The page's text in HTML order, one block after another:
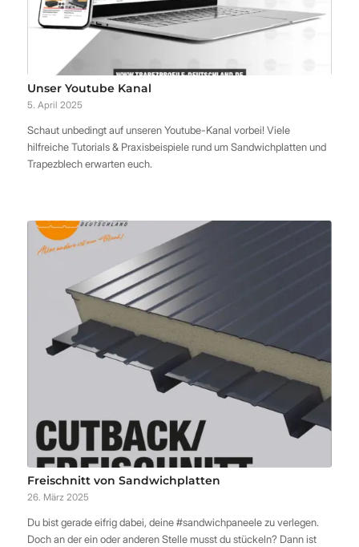
Unser Youtube Kanal
5. April 2025
Schaut unbedingt auf unseren Youtube-Kanal vorbei! Viele
hilfreiche Tutorials & Praxisbeispiele rund um Sandwichplatten und
Trapezblech erwarten euch.
Freischnitt von Sandwichplatten
26. März 2025
Du bist gerade eifrig dabei, deine #sandwichpaneele zu verlegen.
Doch an der ein oder anderen Stelle musst du stückeln? Dann ist